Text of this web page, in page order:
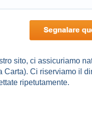
sito, ci assicuriamo
Ci riserviamo il
ripetutamente.